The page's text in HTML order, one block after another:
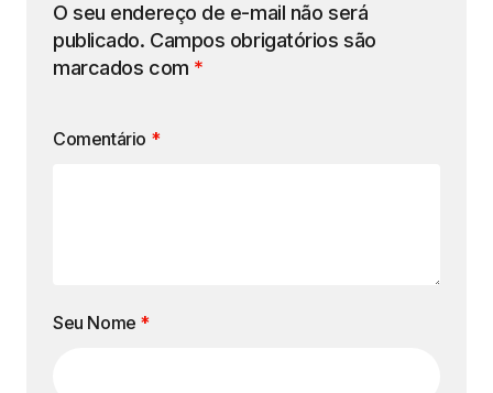
O seu endereço de e-mail não será
publicado. Campos obrigatórios são
marcados com *
Comentário *
Seu Nome *